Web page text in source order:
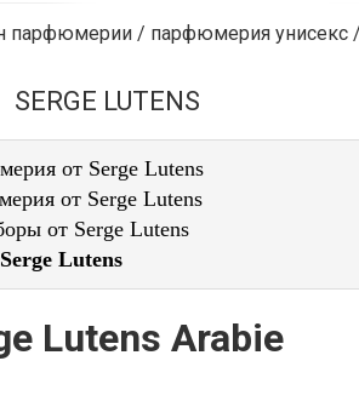
УХОД ЗА ТЕЛОМ
КОСМЕТИКА
парфюмерии / парфюмерия унисекс
SERGE LUTENS
от Serge Lutens
от Serge Lutens
от Serge Lutens
Lutens
Lutens Arabie